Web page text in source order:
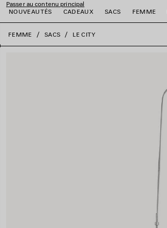
Passer au contenu principal
NOUVEAUTÉS
CADEAUX SACS FEMME
fermer la bannière
FEMME SACS LE CITY